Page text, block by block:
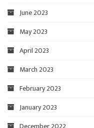
June 2023
May 2023
April 2023
March 2023
February 2023
January 2023